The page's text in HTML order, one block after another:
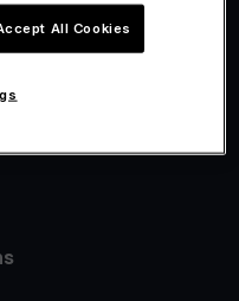
All Cookies